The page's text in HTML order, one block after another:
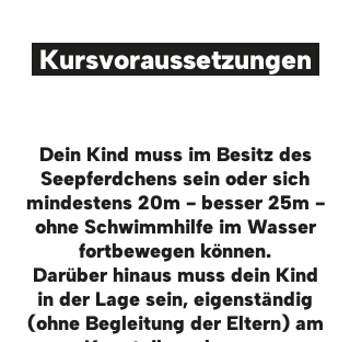
Kursvoraussetzungen
Dein Kind muss im Besitz des
Seepferdchens sein oder sich
mindestens 20m - besser 25m -
ohne Schwimmhilfe im Wasser
fortbewegen können.
Darüber hinaus muss dein Kind
in der Lage sein, eigenständig
(ohne Begleitung der Eltern) am